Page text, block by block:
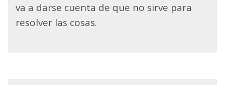
va a darse cuenta de que no sirve para
resolver las cosas.